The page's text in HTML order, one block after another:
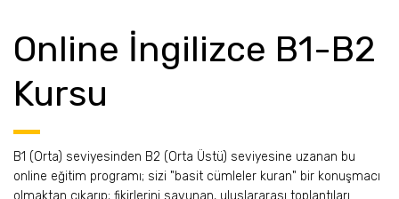
Online İngilizce B1-B2
Kursu
B1 (Orta) seviyesinden B2 (Orta Üstü) seviyesine uzanan bu
online eğitim programı; sizi "basit cümleler kuran" bir konuşmacı
olmaktan çıkarıp; fikirlerini savunan, uluslararası toplantıları